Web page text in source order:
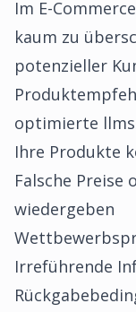
Im E-
kaum zu
potenzieller
optimierte
Ihre Produkte
Falsche
wiedergeben
Irreführende